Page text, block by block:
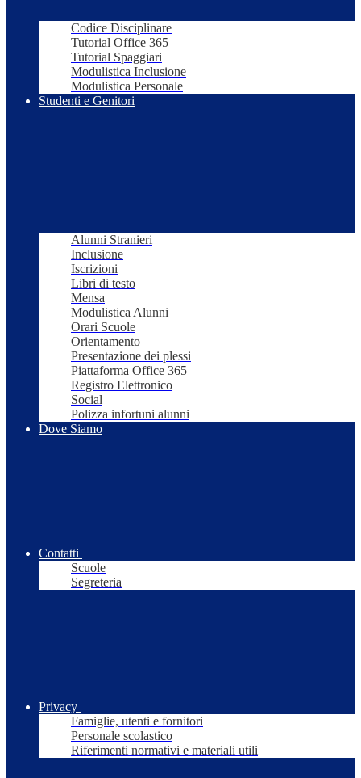
Codice Disciplinare
Tutorial Office 365
Tutorial Spaggiari
Modulistica Inclusione
Modulistica Personale
Studenti e Genitori
Alunni Stranieri
Inclusione
Iscrizioni
Libri di testo
Mensa
Modulistica Alunni
Orari Scuole
Orientamento
Presentazione dei plessi
Piattaforma Office 365
Registro Elettronico
Social
Polizza infortuni alunni
Dove Siamo
Contatti
Scuole
Segreteria
Privacy
Famiglie, utenti e fornitori
Personale scolastico
Riferimenti normativi e materiali utili